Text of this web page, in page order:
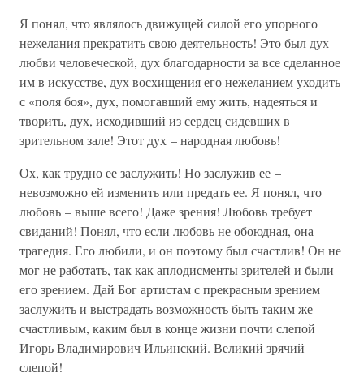
Я понял, что являлось движущей силой его упорного
нежелания прекратить свою деятельность! Это был дух
любви человеческой, дух благодарности за все сделанное
им в искусстве, дух восхищения его нежеланием уходить
с «поля боя», дух, помогавший ему жить, надеяться и
творить, дух, исходивший из сердец сидевших в
зрительном зале! Этот дух – народная любовь!
Ох, как трудно ее заслужить! Но заслужив ее –
невозможно ей изменить или предать ее. Я понял, что
любовь – выше всего! Даже зрения! Любовь требует
свиданий! Понял, что если любовь не обоюдная, она –
трагедия. Его любили, и он поэтому был счастлив! Он не
мог не работать, так как аплодисменты зрителей и были
его зрением. Дай Бог артистам с прекрасным зрением
заслужить и выстрадать возможность быть таким же
счастливым, каким был в конце жизни почти слепой
Игорь Владимирович Ильинский. Великий зрячий
слепой!